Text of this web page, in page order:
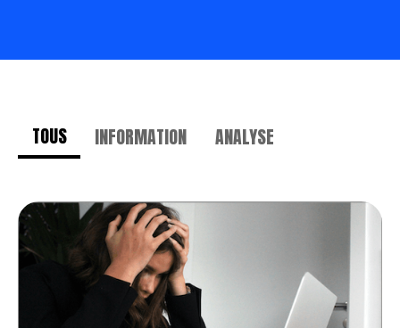
TOUS INFORMATION ANALYSE